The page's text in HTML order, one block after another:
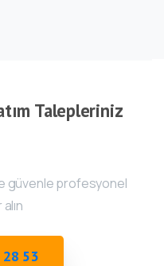
Talepleriniz
güvenle profesyonel
53